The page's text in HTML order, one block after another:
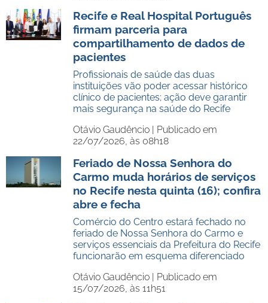
Recife e Real Hospital Português
firmam parceria para
compartilhamento de dados de
pacientes
Profissionais de saúde das duas
instituições vão poder acessar histórico
clínico de pacientes; ação deve garantir
mais segurança na saúde do Recife
Otávio Gaudêncio | Publicado em
22/07/2026, às 08h18
Feriado de Nossa Senhora do
Carmo muda horários de serviços
no Recife nesta quinta (16); confira
abre e fecha
Comércio do Centro estará fechado no
feriado de Nossa Senhora do Carmo e
serviços essenciais da Prefeitura do Recife
funcionarão em esquema diferenciado
Otávio Gaudêncio | Publicado em
15/07/2026, às 11h51